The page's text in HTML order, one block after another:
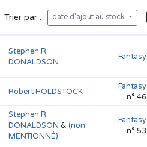
Trier par : date d'ajout au stock
Stephen R.
DONALDSON
Fantasy
Robert HOLDSTOCK
Fantasy
n° 46
Stephen R.
DONALDSON & (non
MENTIONNÉ)
Fantasy
n° 53